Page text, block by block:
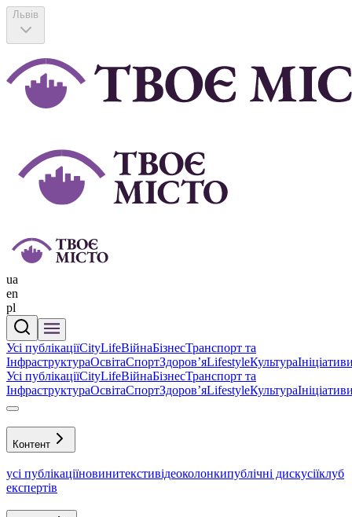
Львів
ua
en
pl
Усі публікаціїCityLifeВійнаБізнесТранспорт та
ІнфраструктураОсвітаСпортЗдоровʼяLifestyleКультура
Усі публікаціїCityLifeВійнаБізнесТранспорт та
ІнфраструктураОсвітаСпортЗдоровʼяLifestyleКультура
Контент
усі публікаціїновинитекстивідеоколонкипублічні дискусіїклуб
експертів